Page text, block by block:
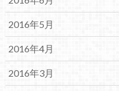
2016年5月
2016年4月
2016年3月